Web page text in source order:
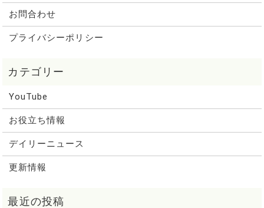
お問合わせ
プライバシーポリシー
YouTube
お役立ち情報
デイリーニュース
更新情報